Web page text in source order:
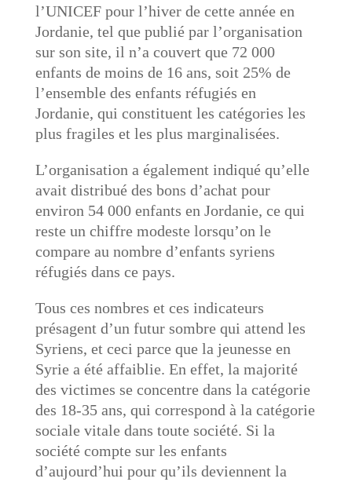
l’UNICEF pour l’hiver de cette année en
Jordanie, tel que publié par l’organisation
sur son site, il n’a couvert que 72 000
enfants de moins de 16 ans, soit 25% de
l’ensemble des enfants réfugiés en
Jordanie, qui constituent les catégories les
plus fragiles et les plus marginalisées.
L’organisation a également indiqué qu’elle
avait distribué des bons d’achat pour
environ 54 000 enfants en Jordanie, ce qui
reste un chiffre modeste lorsqu’on le
compare au nombre d’enfants syriens
réfugiés dans ce pays.
Tous ces nombres et ces indicateurs
présagent d’un futur sombre qui attend les
Syriens, et ceci parce que la jeunesse en
Syrie a été affaiblie. En effet, la majorité
des victimes se concentre dans la catégorie
des 18-35 ans, qui correspond à la catégorie
sociale vitale dans toute société. Si la
société compte sur les enfants
d’aujourd’hui pour qu’ils deviennent la